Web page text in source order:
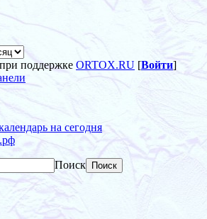
при поддержке ORTOX.RU [Войти]
на сегодня
Поиск